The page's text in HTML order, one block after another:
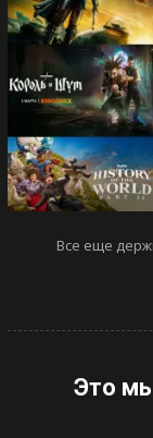
Все еще
Это